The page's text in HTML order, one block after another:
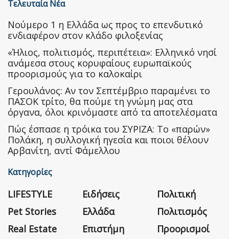
Τελευταία Νέα
Nούμερο 1 η Ελλάδα ως προς το επενδυτικό
ενδιαφέρον στον κλάδο φιλοξενίας
«Ήλιος, πολιτισμός, περιπέτεια»: Ελληνικό νησί
ανάμεσα στους κορυφαίους ευρωπαϊκούς
προορισμούς για το καλοκαίρι
Γερουλάνος: Αν τον Σεπτέμβριο παραμένει το
ΠΑΣΟΚ τρίτο, θα πούμε τη γνώμη μας στα
όργανα, όλοι κρινόμαστε από τα αποτελέσματα
Πώς έσπασε η τρόικα του ΣΥΡΙΖΑ: Το «παρών»
Πολάκη, η συλλογική ηγεσία και ποιοι θέλουν
Αρβανίτη, αντί Φάμελλου
Κατηγορίες
LIFESTYLE
Pet Stories
Real Estate
Ειδήσεις
Ελλάδα
Επιστήμη
Πολιτική
Πολιτισμός
Προορισμοί